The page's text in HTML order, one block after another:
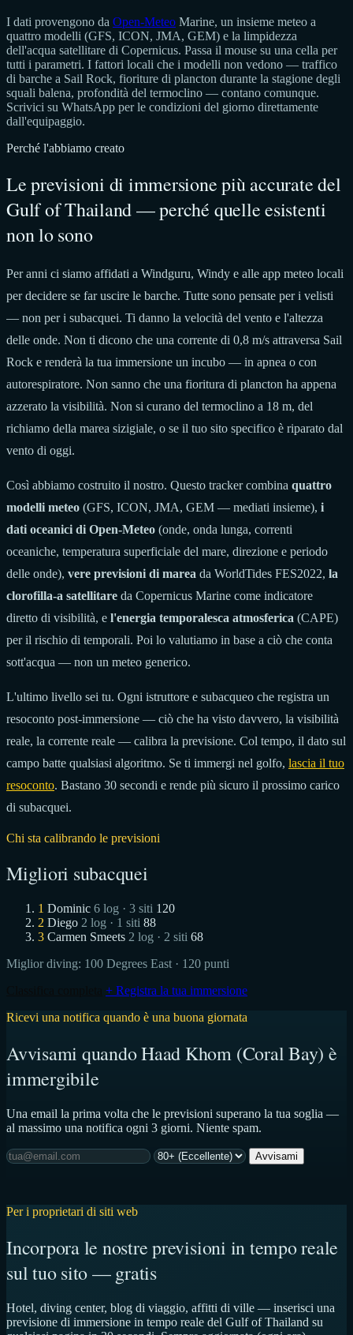
I dati provengono da Open-Meteo Marine, un insieme meteo a
quattro modelli (GFS, ICON, JMA, GEM) e la limpidezza
dell'acqua satellitare di Copernicus. Passa il mouse su una cella per
tutti i parametri. I fattori locali che i modelli non vedono — traffico
di barche a Sail Rock, fioriture di plancton durante la stagione degli
squali balena, profondità del termoclino — contano comunque.
Scrivici su WhatsApp per le condizioni del giorno direttamente
dall'equipaggio.
Perché l'abbiamo creato
Le previsioni di immersione più accurate del
Gulf of Thailand — perché quelle esistenti
non lo sono
Per anni ci siamo affidati a Windguru, Windy e alle app meteo locali
per decidere se far uscire le barche. Tutte sono pensate per i velisti
— non per i subacquei. Ti danno la velocità del vento e l'altezza
delle onde. Non ti dicono che una corrente di 0,8 m/s attraversa Sail
Rock e renderà la tua immersione un incubo — in apnea o con
autorespiratore. Non sanno che una fioritura di plancton ha appena
azzerato la visibilità. Non si curano del termoclino a 18 m, del
richiamo della marea sizigiale, o se il tuo sito specifico è riparato dal
vento di oggi.
Così abbiamo costruito il nostro. Questo tracker combina quattro
modelli meteo (GFS, ICON, JMA, GEM — mediati insieme), i
dati oceanici di Open-Meteo (onde, onda lunga, correnti
oceaniche, temperatura superficiale del mare, direzione e periodo
delle onde), vere previsioni di marea da WorldTides FES2022, la
clorofilla-a satellitare da Copernicus Marine come indicatore
diretto di visibilità, e l'energia temporalesca atmosferica (CAPE)
per il rischio di temporali. Poi lo valutiamo in base a ciò che conta
sott'acqua — non un meteo generico.
L'ultimo livello sei tu. Ogni istruttore e subacqueo che registra un
resoconto post-immersione — ciò che ha visto davvero, la visibilità
reale, la corrente reale — calibra la previsione. Col tempo, il dato sul
campo batte qualsiasi algoritmo. Se ti immergi nel golfo, lascia il tuo
resoconto. Bastano 30 secondi e rende più sicuro il prossimo carico
di subacquei.
Chi sta calibrando le previsioni
Migliori subacquei
1 Dominic 6 log · 3 siti 120
2 Diego 2 log · 1 siti 88
3 Carmen Smeets 2 log · 2 siti 68
Miglior diving: 100 Degrees East · 120 punti
+ Registra la tua immersione
Ricevi una notifica quando è una buona giornata
Avvisami quando Haad Khom (Coral Bay) è
immergibile
Una email la prima volta che le previsioni superano la tua soglia —
al massimo una notifica ogni 3 giorni. Niente spam.
Avvisami
Per i proprietari di siti web
Incorpora le nostre previsioni in tempo reale
sul tuo sito — gratis
Hotel, diving center, blog di viaggio, affitti di ville — inserisci una
previsione di immersione in tempo reale del Gulf of Thailand su